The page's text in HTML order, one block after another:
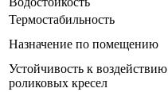
Термостабильность
Назначение по помещению
Устойчивость к воздействию
роликовых кресел